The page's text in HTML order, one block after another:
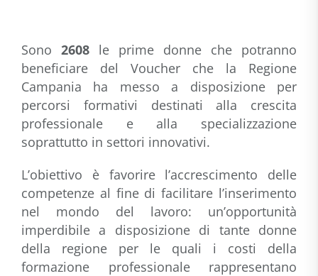
Sono 2608 le prime donne che potranno
beneficiare del Voucher che la Regione
Campania ha messo a disposizione per
percorsi formativi destinati alla crescita
professionale e alla specializzazione
soprattutto in settori innovativi.
L’obiettivo è favorire l’accrescimento delle
competenze al fine di facilitare l’inserimento
nel mondo del lavoro: un’opportunità
imperdibile a disposizione di tante donne
della regione per le quali i costi della
formazione professionale rappresentano